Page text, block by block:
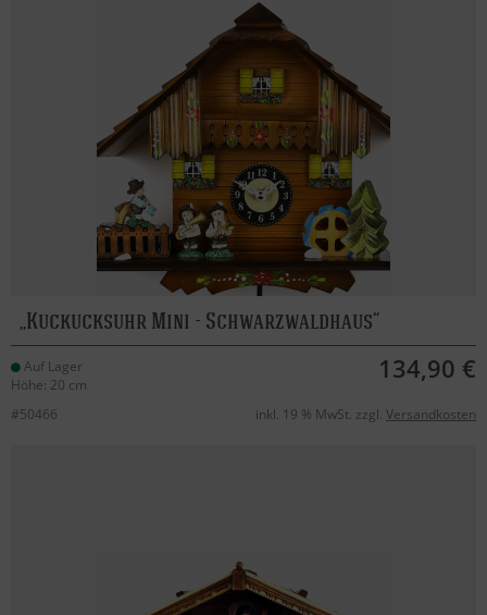
Kuckucksuhr Mini - Schwarzwaldhaus
Auf Lager
Höhe: 20 cm
134,90 €
#50466 inkl. 19 % MwSt. zzgl. Versandkosten